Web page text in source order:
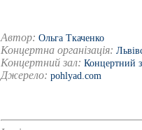
Автор: Ольга Ткаченко
Концертна організація:
Концертний зал: Концертний
Джерело: pohlyad.com